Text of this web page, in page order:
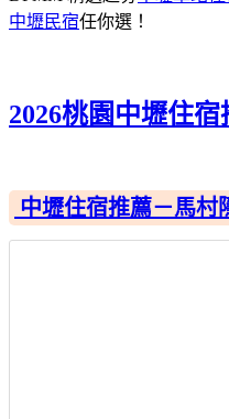
中壢民宿任你選！
2026桃園中壢住
中壢住宿推薦－馬村